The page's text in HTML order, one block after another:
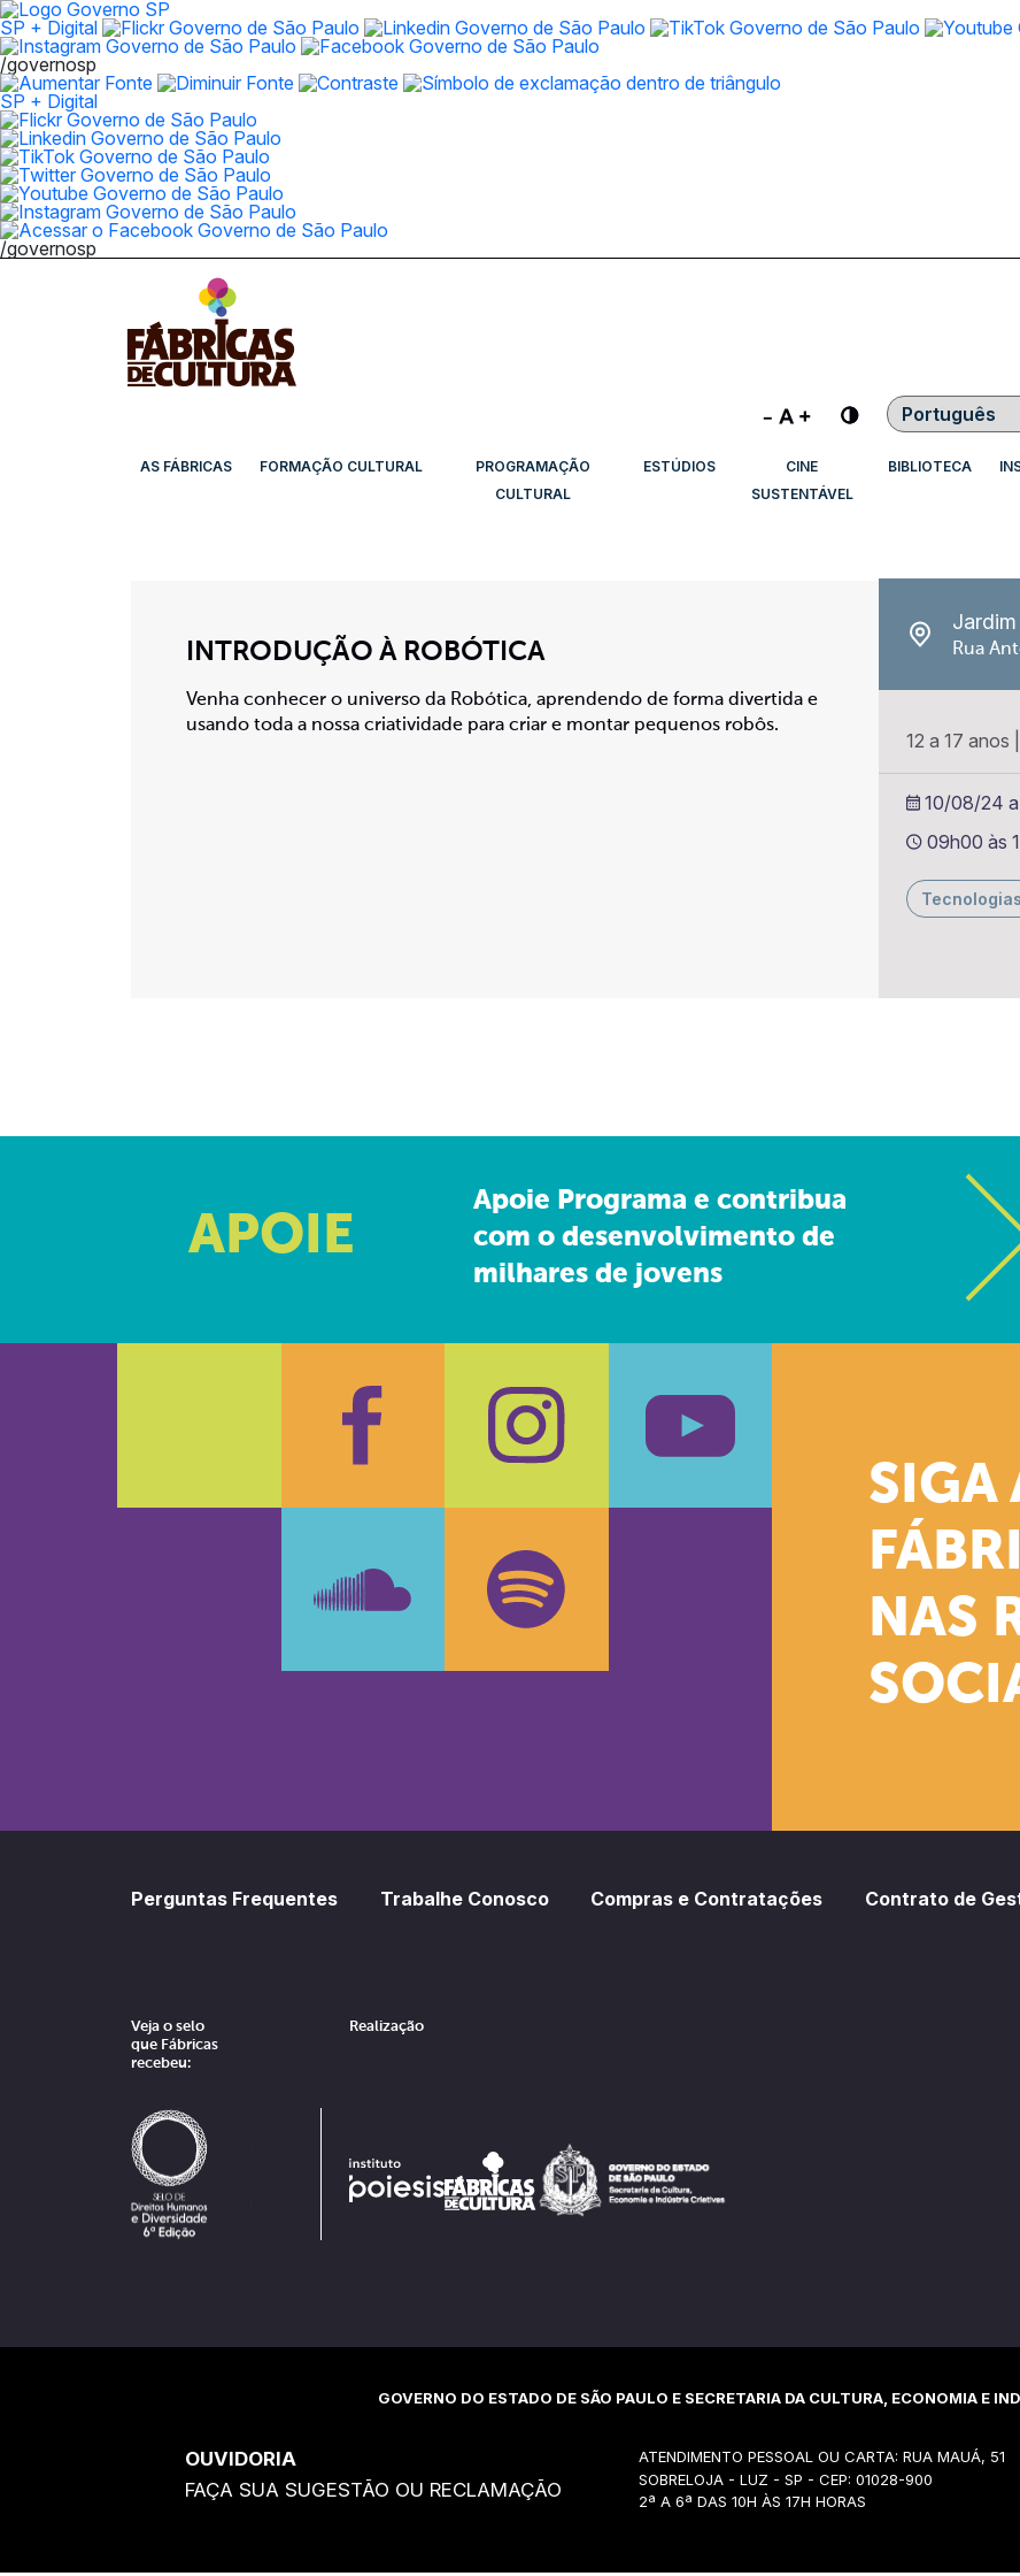
SP + Digital
/governosp
SP + Digital
/governosp
Contraste
AS FÁBRICAS FORMAÇÃO CULTURAL
PROGRAMAÇÃO
CULTURAL
ESTÚDIOS
CINE
SUSTENTÁVEL
BIBLIOTECA
INTRODUÇÃO À ROBÓTICA
Venha conhecer o universo da Robótica, aprendendo de forma divertida e
usando toda a nossa criatividade para criar e montar pequenos robôs.
Rua
12 a 17 anos
10/08/24
09h00 às
Tecnologias
APOIE
Apoie Programa e contribua
com o desenvolvimento de
milhares de jovens
SIGA
NAS
FacebookInstagram
Perguntas Frequentes Trabalhe Conosco Compras e Contratações Contrato de
Veja o selo
que Fábricas
recebeu:
Realização
GOVERNO DO ESTADO DE SÃO PAULO E SECRETARIA DA CULTURA, ECONOMIA E
OUVIDORIA
FAÇA SUA SUGESTÃO OU RECLAMAÇÃO
ATENDIMENTO PESSOAL OU CARTA: RUA MAUÁ, 51
SOBRELOJA - LUZ - SP - CEP: 01028-900
2ª A 6ª DAS 10H ÀS 17H HORAS